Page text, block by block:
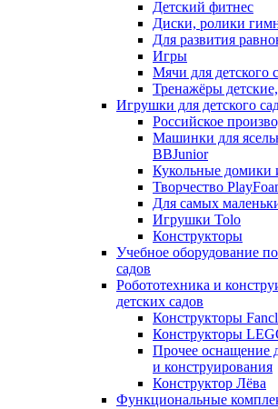
Детский фитнес
Диски, ролики
Для развития
Игры
Мячи для детского
Тренажёры
Игрушки для детского
Российское
Машинки для
BBJunior
Кукольные домики
Творчество
Для самых
Игрушки Tolo
Конструкторы
Учебное оборудование
садов
Робототехника и
детских садов
Конструкторы
Конструкторы
Прочее оснащение
и конструирования
Конструктор Лёва
Функциональные